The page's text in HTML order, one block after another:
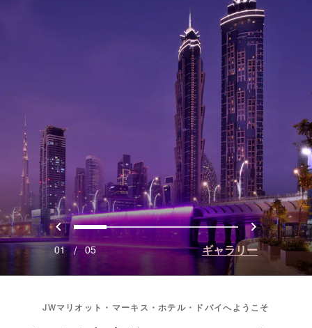
戻る0 1 2 3 4 次へ
01/05 ギャラリー
JWマリオット・マーキス・ホテル・ドバイへようこそ